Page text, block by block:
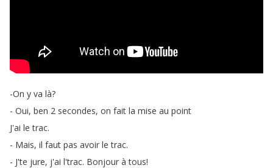
-On y va là?
- Oui, ben 2 secondes, on fait la mise au point
J'ai le trac.
- Mais, il faut pas avoir le trac.
- J'te jure, j'ai l'trac. Bonjour à tous!